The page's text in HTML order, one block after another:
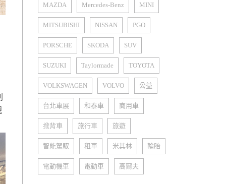
MAZDA Mercedes-Benz MINI
MITSUBISHI NISSAN PGO
PORSCHE SKODA SUV
SUZUKI Taylormade TOYOTA
VOLKSWAGEN VOLVO 公益
台北車展 和泰車 商用車
掀背車 旅行車 旅遊
智能駕馭 租車 米其林 輪胎
電動機車 電動車 高爾夫